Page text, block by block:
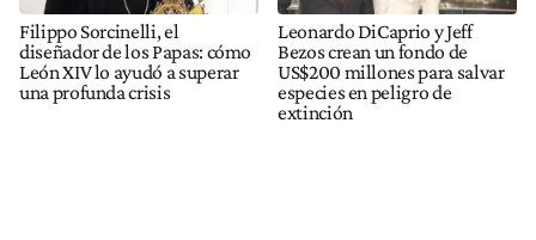
Filippo Sorcinelli, el
diseñador de los Papas: cómo
León XIV lo ayudó a superar
una profunda crisis
Leonardo DiCaprio y Jeff
Bezos crean un fondo de
US$200 millones para salvar
especies en peligro de
extinción